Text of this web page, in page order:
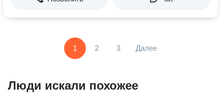
1 2 3 Далее
Люди искали похожее